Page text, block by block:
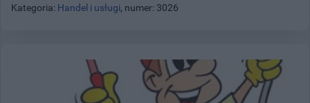
Kategoria: Handel i usługi, numer: 3026